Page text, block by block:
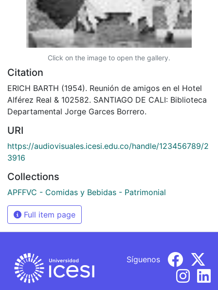
Click on the image to open the gallery.
Citation
ERICH BARTH (1954). Reunión de amigos en el Hotel
Alférez Real & 102582. SANTIAGO DE CALI: Biblioteca
Departamental Jorge Garces Borrero.
URI
https://audiovisuales.icesi.edu.co/handle/123456789/2
3916
Collections
APFFVC - Comidas y Bebidas - Patrimonial
Full item page
Síguenos